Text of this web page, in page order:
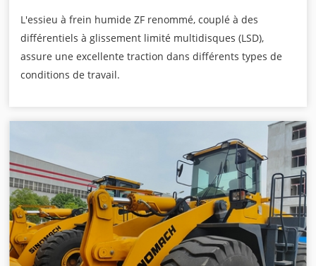
L'essieu à frein humide ZF renommé, couplé à des
différentiels à glissement limité multidisques (LSD),
assure une excellente traction dans différents types de
conditions de travail.